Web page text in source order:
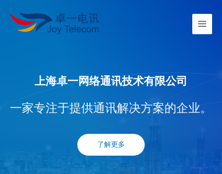
上海卓一网络通讯技术有限公司
一家专注于提供通讯解决方案的企业。
了解更多